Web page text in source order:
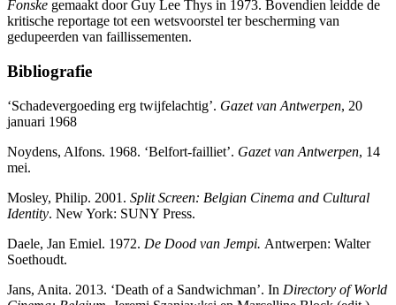
Fonske gemaakt door Guy Lee Thys in 1973. Bovendien leidde de
kritische reportage tot een wetsvoorstel ter bescherming van
gedupeerden van faillissementen.
Bibliografie
‘Schadevergoeding erg twijfelachtig’. Gazet van Antwerpen, 20
januari 1968
Noydens, Alfons. 1968. ‘Belfort-failliet’. Gazet van Antwerpen, 14
mei.
Mosley, Philip. 2001. Split Screen: Belgian Cinema and Cultural
Identity. New York: SUNY Press.
Daele, Jan Emiel. 1972. De Dood van Jempi. Antwerpen: Walter
Soethoudt.
Jans, Anita. 2013. ‘Death of a Sandwichman’. In Directory of World